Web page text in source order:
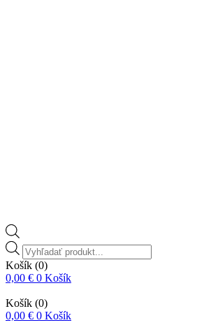
Vyhľadávanie
produktov
Košík (0)
0,00 € 0 Košík
Košík (0)
0,00 € 0 Košík